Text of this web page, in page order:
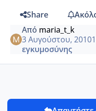
Share
Από maria_t_k
3 Αυγούστου, 2010
εγκυμοσύνης